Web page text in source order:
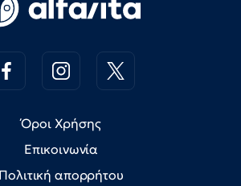
Όροι Χρήσης
Επικοινωνία
Πολιτική απορρήτου